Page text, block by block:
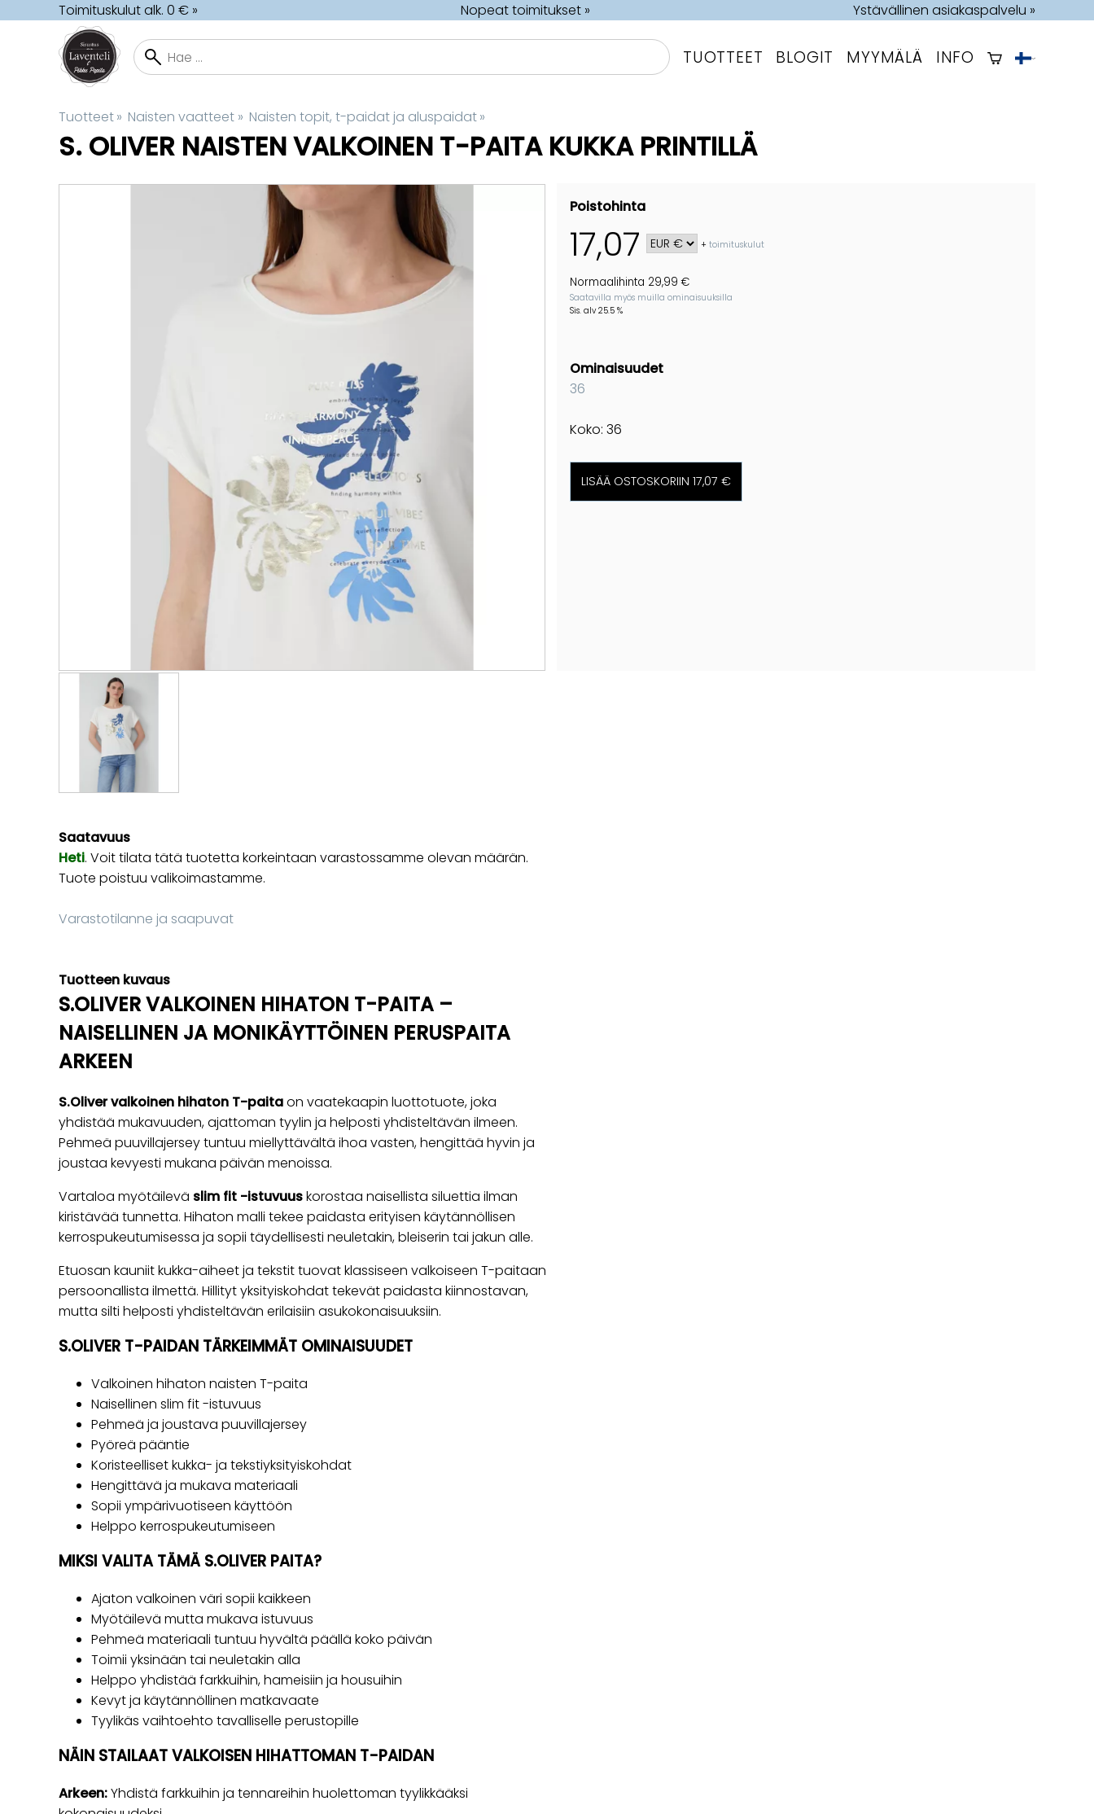
Toimituskulut alk. 0 € » Nopeat toimitukset » Ystävällinen asiakaspalvelu »
TUOTTEET BLOGIT MYYMÄLÄ INFO
Tuotteet‪» Naisten vaatteet ‪» Naisten topit, t-paidat ja aluspaidat‪»
S. OLIVER NAISTEN VALKOINEN T-PAITA KUKKA PRINTILLÄ
Poistohinta
17,07 +toimituskulut
Normaalihinta 29,99 €
Saatavilla myös muilla ominaisuuksilla
Sis. alv 25.5 %
Ominaisuudet
36
Koko: 36
Saatavuus
Heti. Voit tilata tätä tuotetta korkeintaan varastossamme olevan määrän.
Tuote poistuu valikoimastamme.
Varastotilanne ja saapuvat
Tuotteen kuvaus
S.OLIVER VALKOINEN HIHATON T-PAITA –
NAISELLINEN JA MONIKÄYTTÖINEN PERUSPAITA
ARKEEN
S.Oliver valkoinen hihaton T-paitaon vaatekaapin luottotuote, joka
yhdistää mukavuuden, ajattoman tyylin ja helposti yhdisteltävän ilmeen.
Pehmeä puuvillajersey tuntuu miellyttävältä ihoa vasten, hengittää hyvin ja
joustaa kevyesti mukana päivän menoissa.
Vartaloa myötäilevä slim fit -istuvuuskorostaa naisellista siluettia ilman
kiristävää tunnetta. Hihaton malli tekee paidasta erityisen käytännöllisen
kerrospukeutumisessa ja sopii täydellisesti neuletakin, bleiserin tai jakun alle.
Etuosan kauniit kukka-aiheet ja tekstit tuovat klassiseen valkoiseen T-paitaan
persoonallista ilmettä. Hillityt yksityiskohdat tekevät paidasta kiinnostavan,
mutta silti helposti yhdisteltävän erilaisiin asukokonaisuuksiin.
S.OLIVER T-PAIDAN TÄRKEIMMÄT OMINAISUUDET
Valkoinen hihaton naisten T-paita
Naisellinen slim fit -istuvuus
Pehmeä ja joustava puuvillajersey
Pyöreä pääntie
Koristeelliset kukka- ja tekstiyksityiskohdat
Hengittävä ja mukava materiaali
Sopii ympärivuotiseen käyttöön
Helppo kerrospukeutumiseen
MIKSI VALITA TÄMÄ S.OLIVER PAITA?
Ajaton valkoinen väri sopii kaikkeen
Myötäilevä mutta mukava istuvuus
Pehmeä materiaali tuntuu hyvältä päällä koko päivän
Toimii yksinään tai neuletakin alla
Helppo yhdistää farkkuihin, hameisiin ja housuihin
Kevyt ja käytännöllinen matkavaate
Tyylikäs vaihtoehto tavalliselle perustopille
NÄIN STAILAAT VALKOISEN HIHATTOMAN T-PAIDAN
Arkeen:Yhdistä farkkuihin ja tennareihin huolettoman tyylikkääksi